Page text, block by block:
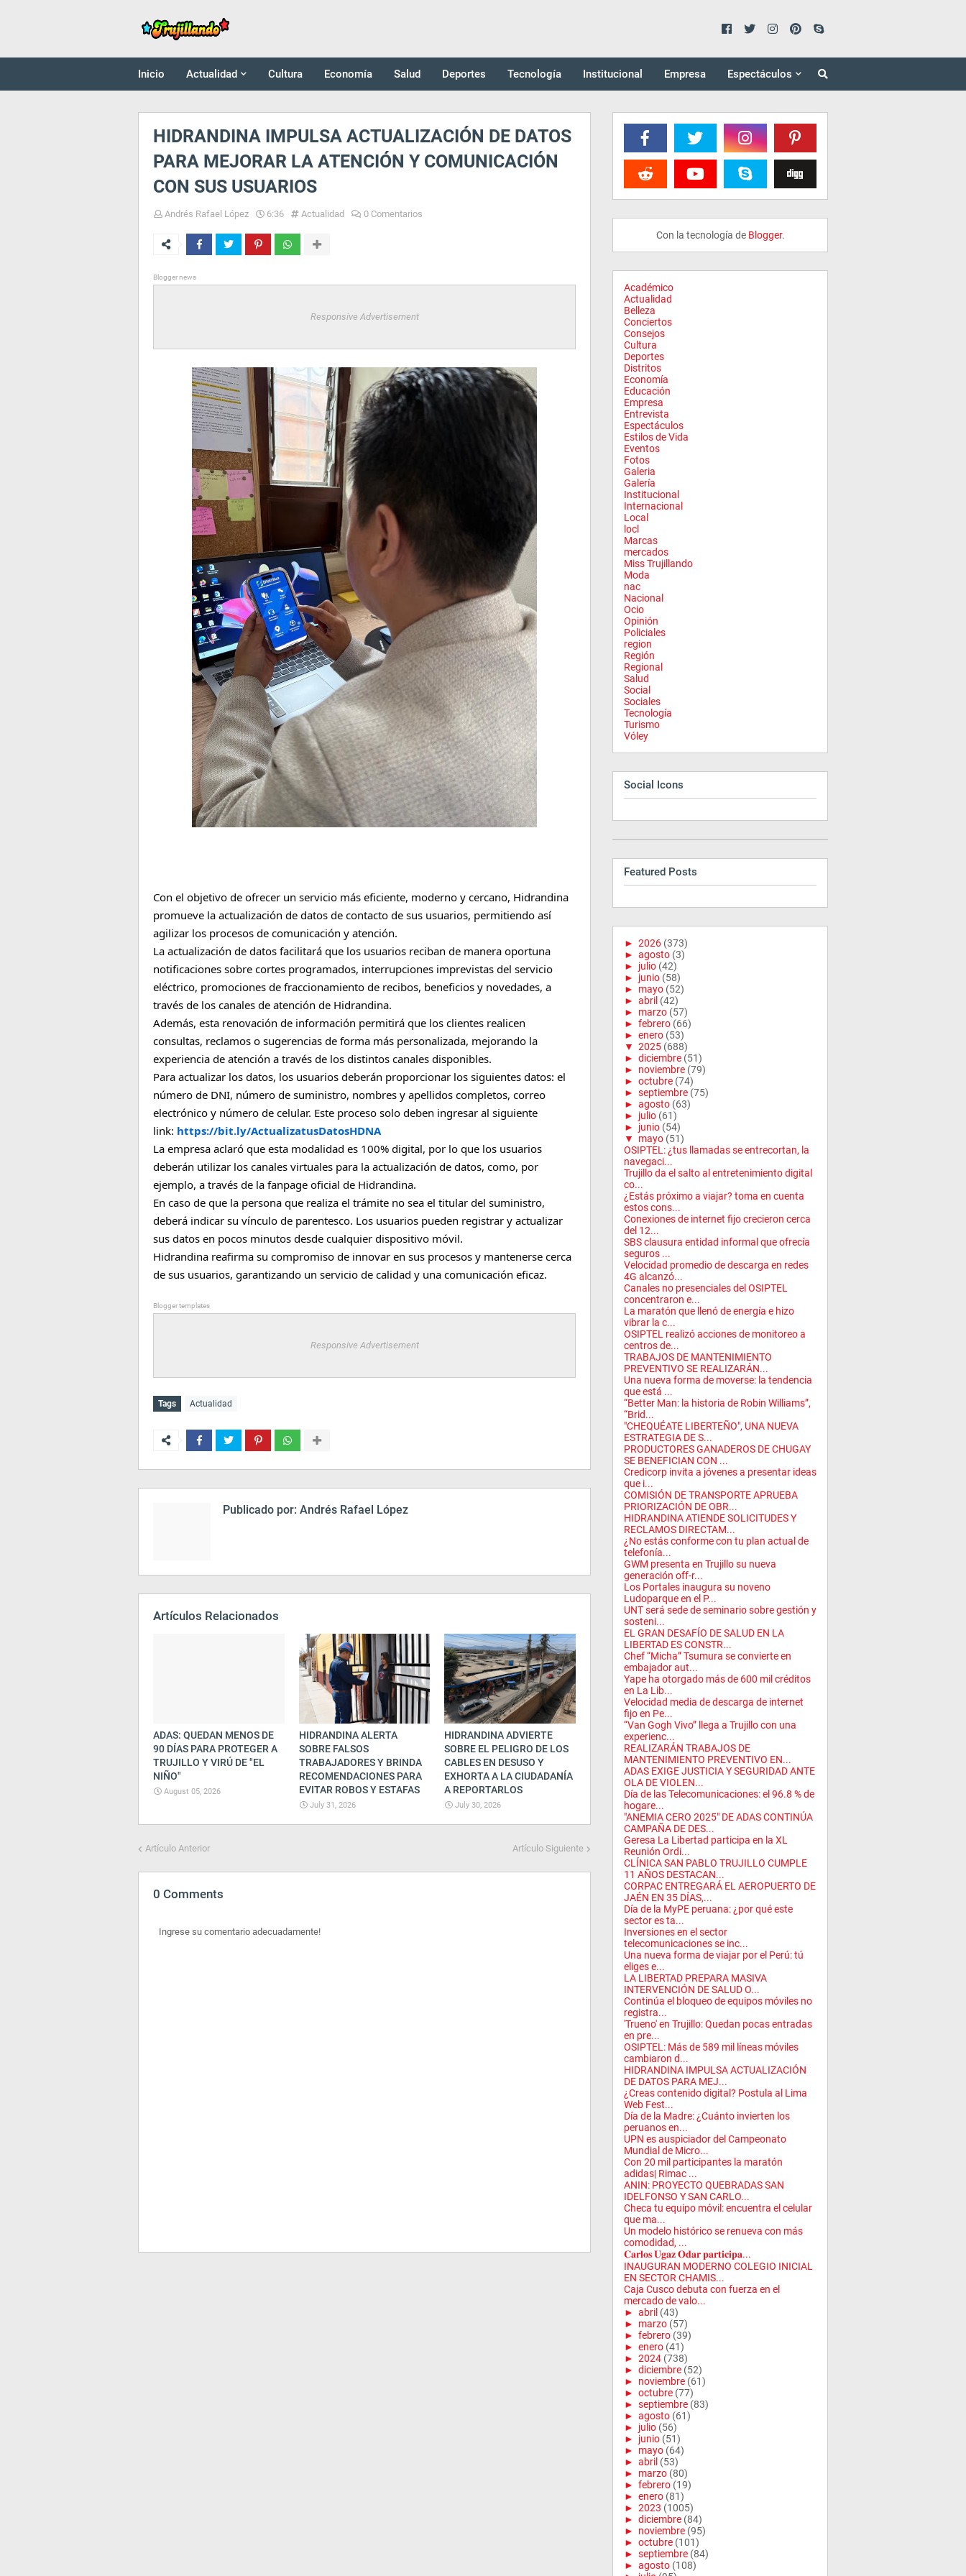
Inicio Actualidad Cultura Economía Salud Deportes Tecnología Institucional Empresa Espectáculos
HIDRANDINA IMPULSA ACTUALIZACIÓN DE DATOS
PARA MEJORAR LA ATENCIÓN Y COMUNICACIÓN
CON SUS USUARIOS
Andrés Rafael López 6:36 Actualidad 0 Comentarios
Blogger news
Responsive Advertisement
Con el objetivo de ofrecer un servicio más eficiente, moderno y cercano, Hidrandina
promueve la actualización de datos de contacto de sus usuarios, permitiendo así
agilizar los procesos de comunicación y atención.
La actualización de datos facilitará que los usuarios reciban de manera oportuna
notificaciones sobre cortes programados, interrupciones imprevistas del servicio
eléctrico, promociones de fraccionamiento de recibos, beneficios y novedades, a
través de los canales de atención de Hidrandina.
Además, esta renovación de información permitirá que los clientes realicen
consultas, reclamos o sugerencias de forma más personalizada, mejorando la
experiencia de atención a través de los distintos canales disponibles.
Para actualizar los datos, los usuarios deberán proporcionar los siguientes datos: el
número de DNI, número de suministro, nombres y apellidos completos, correo
electrónico y número de celular. Este proceso solo deben ingresar al siguiente
link: https://bit.ly/ActualizatusDatosHDNA
La empresa aclaró que esta modalidad es 100% digital, por lo que los usuarios
deberán utilizar los canales virtuales para la actualización de datos, como, por
ejemplo, a través de la fanpage oficial de Hidrandina.
En caso de que la persona que realiza el trámite no sea el titular del suministro,
deberá indicar su vínculo de parentesco. Los usuarios pueden registrar y actualizar
sus datos en pocos minutos desde cualquier dispositivo móvil.
Hidrandina reafirma su compromiso de innovar en sus procesos y mantenerse cerca
de sus usuarios, garantizando un servicio de calidad y una comunicación eficaz.
Blogger templates
Responsive Advertisement
Tags Actualidad
Publicado por: Andrés Rafael López
Artículos Relacionados
ADAS: QUEDAN MENOS DE
90 DÍAS PARA PROTEGER A
TRUJILLO Y VIRÚ DE "EL
NIÑO"
August 05, 2026
HIDRANDINA ALERTA
SOBRE FALSOS
TRABAJADORES Y BRINDA
RECOMENDACIONES PARA
EVITAR ROBOS Y ESTAFAS
July 31, 2026
HIDRANDINA ADVIERTE
SOBRE EL PELIGRO DE LOS
CABLES EN DESUSO Y
EXHORTA A LA CIUDADANÍA
A REPORTARLOS
July 30, 2026
Artículo Anterior Artículo Siguiente
0 Comments
Ingrese su comentario adecuadamente!
Con la tecnología de Blogger.
Académico
Actualidad
Belleza
Conciertos
Consejos
Cultura
Deportes
Distritos
Economía
Educación
Empresa
Entrevista
Espectáculos
Estilos de Vida
Eventos
Fotos
Galeria
Galería
Institucional
Internacional
Local
locl
Marcas
mercados
Miss Trujillando
Moda
nac
Nacional
Ocio
Opinión
Policiales
region
Región
Regional
Salud
Social
Sociales
Tecnología
Turismo
Vóley
Social Icons
Featured Posts
► 2026 (373)
► agosto (3)
► julio (42)
► junio (58)
► mayo (52)
► abril (42)
► marzo (57)
► febrero (66)
► enero (53)
▼ 2025 (688)
► diciembre (51)
► noviembre (79)
► octubre (74)
► septiembre (75)
► agosto (63)
► julio (61)
► junio (54)
▼
mayo (51)
OSIPTEL: ¿tus llamadas se entrecortan, la
navegaci...
Trujillo da el salto al entretenimiento digital
co...
¿Estás próximo a viajar? toma en cuenta
estos cons...
Conexiones de internet fijo crecieron cerca
del 12...
SBS clausura entidad informal que ofrecía
seguros ...
Velocidad promedio de descarga en redes
4G alcanzó...
Canales no presenciales del OSIPTEL
concentraron e...
La maratón que llenó de energía e hizo
vibrar la c...
OSIPTEL realizó acciones de monitoreo a
centros de...
TRABAJOS DE MANTENIMIENTO
PREVENTIVO SE REALIZARÁN...
Una nueva forma de moverse: la tendencia
que está ...
“Better Man: la historia de Robin Williams”,
“Brid...
"CHEQUÉATE LIBERTEÑO", UNA NUEVA
ESTRATEGIA DE S...
PRODUCTORES GANADEROS DE CHUGAY
SE BENEFICIAN CON ...
Credicorp invita a jóvenes a presentar ideas
que i...
COMISIÓN DE TRANSPORTE APRUEBA
PRIORIZACIÓN DE OBR...
HIDRANDINA ATIENDE SOLICITUDES Y
RECLAMOS DIRECTAM...
¿No estás conforme con tu plan actual de
telefonía...
GWM presenta en Trujillo su nueva
generación off-r...
Los Portales inaugura su noveno
Ludoparque en el P...
UNT será sede de seminario sobre gestión y
sosteni...
EL GRAN DESAFÍO DE SALUD EN LA
LIBERTAD ES CONSTR...
Chef “Micha” Tsumura se convierte en
embajador aut...
Yape ha otorgado más de 600 mil créditos
en La Lib...
Velocidad media de descarga de internet
fijo en Pe...
“Van Gogh Vivo” llega a Trujillo con una
experienc...
REALIZARÁN TRABAJOS DE
MANTENIMIENTO PREVENTIVO EN...
ADAS EXIGE JUSTICIA Y SEGURIDAD ANTE
OLA DE VIOLEN...
Día de las Telecomunicaciones: el 96.8 % de
hogare...
"ANEMIA CERO 2025" DE ADAS CONTINÚA
CAMPAÑA DE DES...
Geresa La Libertad participa en la XL
Reunión Ordi...
CLÍNICA SAN PABLO TRUJILLO CUMPLE
11 AÑOS DESTACAN...
CORPAC ENTREGARÁ EL AEROPUERTO DE
JAÉN EN 35 DÍAS,...
Día de la MyPE peruana: ¿por qué este
sector es ta...
Inversiones en el sector
telecomunicaciones se inc...
Una nueva forma de viajar por el Perú: tú
eliges e...
LA LIBERTAD PREPARA MASIVA
INTERVENCIÓN DE SALUD O...
Continúa el bloqueo de equipos móviles no
registra...
'Trueno' en Trujillo: Quedan pocas entradas
en pre...
OSIPTEL: Más de 589 mil líneas móviles
cambiaron d...
HIDRANDINA IMPULSA ACTUALIZACIÓN
DE DATOS PARA MEJ...
¿Creas contenido digital? Postula al Lima
Web Fest...
Día de la Madre: ¿Cuánto invierten los
peruanos en...
UPN es auspiciador del Campeonato
Mundial de Micro...
Con 20 mil participantes la maratón
adidas| Rimac ...
ANIN: PROYECTO QUEBRADAS SAN
IDELFONSO Y SAN CARLO...
Checa tu equipo móvil: encuentra el celular
que ma...
Un modelo histórico se renueva con más
comodidad, ...
𝐂𝐚𝐫𝐥𝐨𝐬 𝐔𝐠𝐚𝐳 𝐎𝐝𝐚𝐫 𝐩𝐚𝐫𝐭𝐢𝐜𝐢𝐩𝐚...
INAUGURAN MODERNO COLEGIO INICIAL
EN SECTOR CHAMIS...
Caja Cusco debuta con fuerza en el
mercado de valo...
► abril (43)
► marzo (57)
► febrero (39)
► enero (41)
► 2024 (738)
► diciembre (52)
► noviembre (61)
► octubre (77)
► septiembre (83)
► agosto (61)
► julio (56)
► junio (51)
► mayo (64)
► abril (53)
► marzo (80)
► febrero (19)
► enero (81)
► 2023 (1005)
► diciembre (84)
► noviembre (95)
► octubre (101)
► septiembre (84)
► agosto (108)